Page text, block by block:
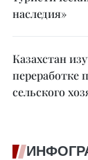
наследия»
Казахстан
переработке
сельского